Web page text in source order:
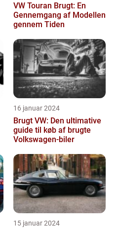
VW Touran Brugt: En
Gennemgang af Modellen
gennem Tiden
16 januar 2024
Brugt VW: Den ultimative
guide til køb af brugte
Volkswagen-biler
15 januar 2024